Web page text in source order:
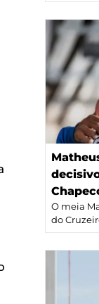
O meia
do